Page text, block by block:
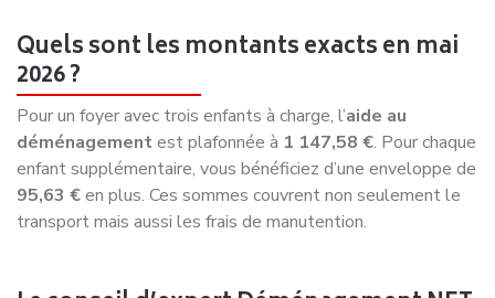
Quels sont les montants exacts en mai
2026 ?
Pour un foyer avec trois enfants à charge, l’aide au
déménagementest plafonnée à 1 147,58 €. Pour chaque
enfant supplémentaire, vous bénéficiez d’une enveloppe de
95,63 €en plus. Ces sommes couvrent non seulement le
transport mais aussi les frais de manutention.